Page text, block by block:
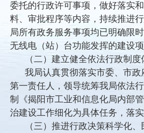
委托的行政许可事项，做好落实
料、审批程序等内容，持续推进
局所有政务服务事项均已明确限
无线电（站）台功能发挥的建设
（二）建立健全依法行政制度
我局认真贯彻落实市委、市
第一责任人，领导统筹我局依法
制《揭阳市工业和信息化局内部
治建设工作细化为具体任务，落实
（三）推进行政决策科学化